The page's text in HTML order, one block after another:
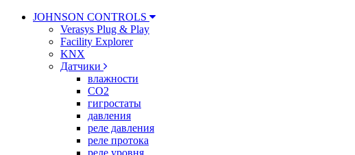
JOHNSON CONTROLS
Verasys Plug & Play
Facility Explorer
KNX
Датчики
влажности
CO2
гигростаты
давления
реле давления
реле протока
реле уровня